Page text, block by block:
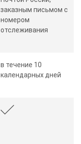
заказным письмом с
номером
отслеживания
в течение 10
календарных дней